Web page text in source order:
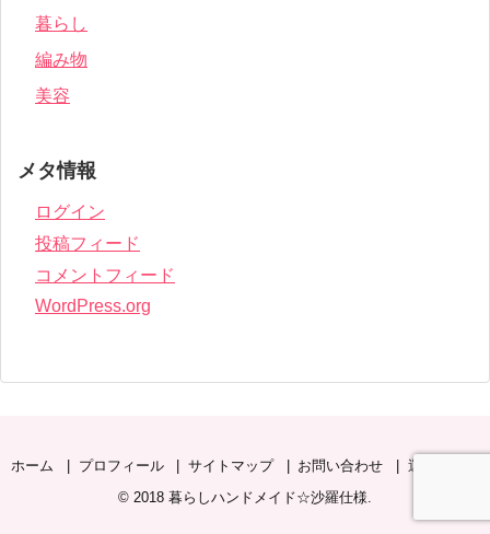
暮らし
編み物
美容
メタ情報
ログイン
投稿フィード
コメントフィード
WordPress.org
ホーム プロフィール サイトマップ お問い合わせ
運営者情報
© 2018 暮らしハンドメイド☆沙羅仕様.